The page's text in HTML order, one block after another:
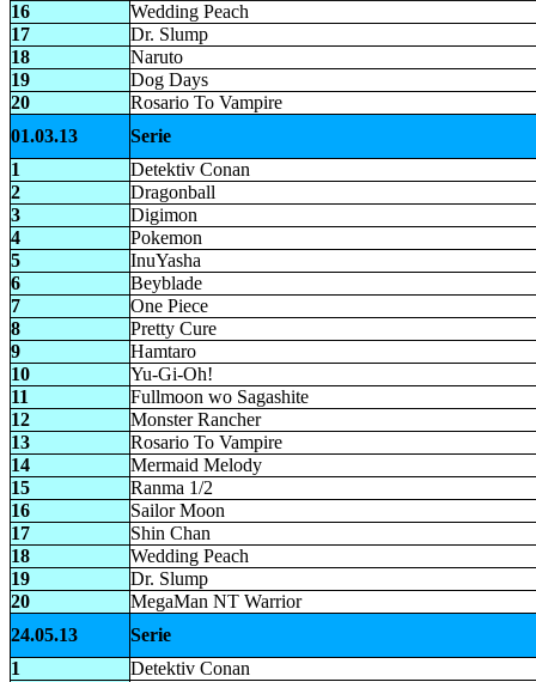
16
Wedding Peach
17
Dr. Slump
18
Naruto
19
Dog Days
20
Rosario To Vampire
01.03.13
Serie
1
Detektiv Conan
2
Dragonball
3
Digimon
4
Pokemon
5
InuYasha
6
Beyblade
7
One Piece
8
Pretty Cure
9
Hamtaro
10
Yu-Gi-Oh!
11
Fullmoon wo Sagashite
12
Monster Rancher
13
Rosario To Vampire
14
Mermaid Melody
15
Ranma 1/2
16
Sailor Moon
17
Shin Chan
18
Wedding Peach
19
Dr. Slump
20
MegaMan NT Warrior
24.05.13
Serie
1
Detektiv Conan